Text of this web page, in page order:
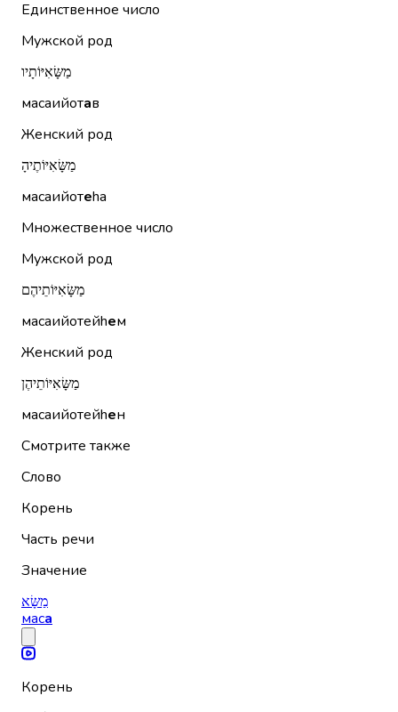
Единственное число
Мужской род
מַשָּׂאִיּוֹתָיו
масаийотав
Женский род
מַשָּׂאִיּוֹתֶיהָ
масаийотеhа
Множественное число
Мужской род
מַשָּׂאִיּוֹתֵיהֶם
масаийотейhем
Женский род
מַשָּׂאִיּוֹתֵיהֶן
масаийотейhен
Смотрите также
Слово
Корень
Часть речи
Значение
מַשָּׂא
маса
Корень